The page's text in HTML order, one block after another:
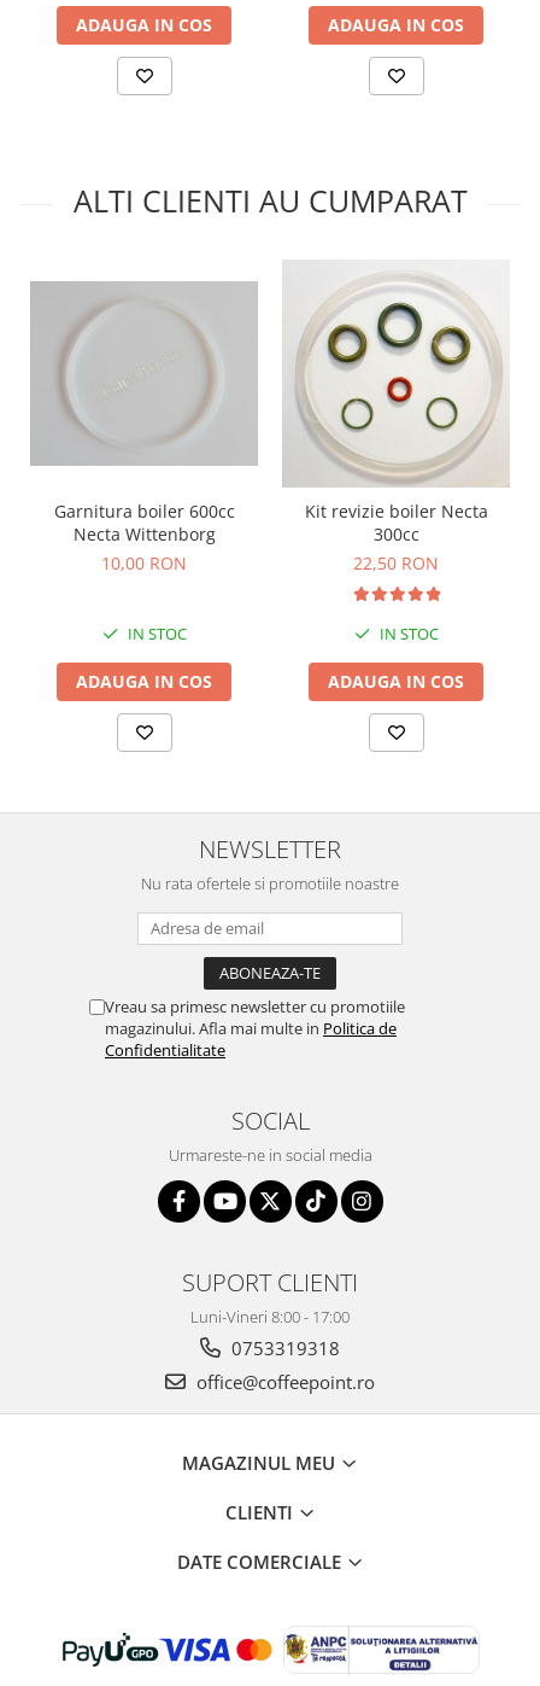
ADAUGA IN COS ADAUGA IN COS
ALTI CLIENTI AU CUMPARAT
Garnitura boiler 600cc
Necta Wittenborg
10,00 RON
IN STOC
ADAUGA IN COS
Kit revizie boiler Necta
300cc
22,50 RON
IN STOC
ADAUGA IN COS
NEWSLETTER
Nu rata ofertele si promotiile noastre
Vreau sa primesc newsletter cu promotiile
magazinului. Afla mai multe in Politica de
Confidentialitate
SOCIAL
Urmareste-ne in social media
SUPORT CLIENTI
Luni-Vineri 8:00 - 17:00
0753319318
office@coffeepoint.ro
MAGAZINUL MEU
CLIENTI
DATE COMERCIALE